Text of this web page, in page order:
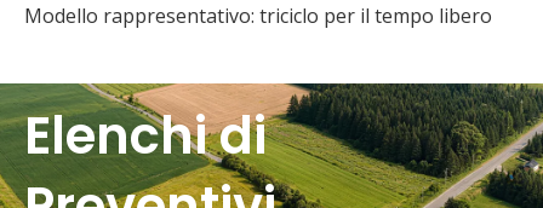
Modello rappresentativo: triciclo per il tempo libero
Elenchi di